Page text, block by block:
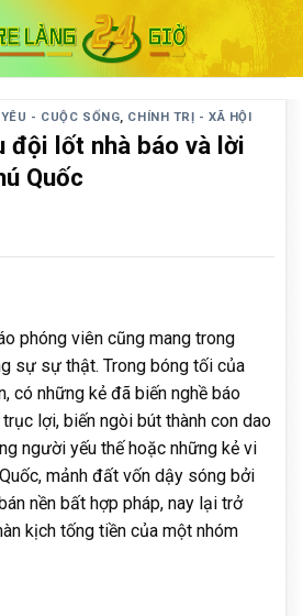
- CUỘC SỐNG, CHÍNH TRỊ - XÃ HỘI
đội lốt nhà báo và lời
Quốc
phóng viên cũng mang trong
sự sự thật. Trong bóng tối của
có những kẻ đã biến nghề báo
lợi, biến ngòi bút thành con dao
người yếu thế hoặc những kẻ vi
mảnh đất vốn dậy sóng bởi
nền bất hợp pháp, nay lại trở
kịch tống tiền của một nhóm